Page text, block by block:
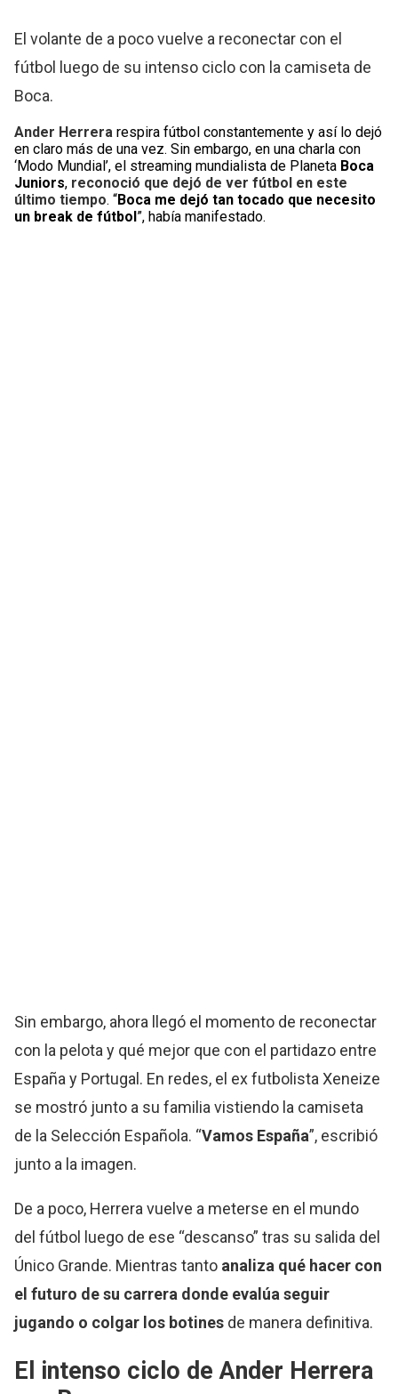
El volante de a poco vuelve a reconectar con el
fútbol luego de su intenso ciclo con la camiseta de
Boca.
Ander Herrera respira fútbol constantemente y así lo dejó
en claro más de una vez. Sin embargo, en una charla con
‘Modo Mundial’, el streaming mundialista de Planeta Boca
Juniors, reconoció que dejó de ver fútbol en este
último tiempo. “Boca me dejó tan tocado que necesito
un break de fútbol”, había manifestado.
Sin embargo, ahora llegó el momento de reconectar
con la pelota y qué mejor que con el partidazo entre
España y Portugal. En redes, el ex futbolista Xeneize
se mostró junto a su familia vistiendo la camiseta
de la Selección Española. “Vamos España”, escribió
junto a la imagen.
De a poco, Herrera vuelve a meterse en el mundo
del fútbol luego de ese “descanso” tras su salida del
Único Grande. Mientras tanto analiza qué hacer con
el futuro de su carrera donde evalúa seguir
jugando o colgar los botines de manera definitiva.
El intenso ciclo de Ander Herrera